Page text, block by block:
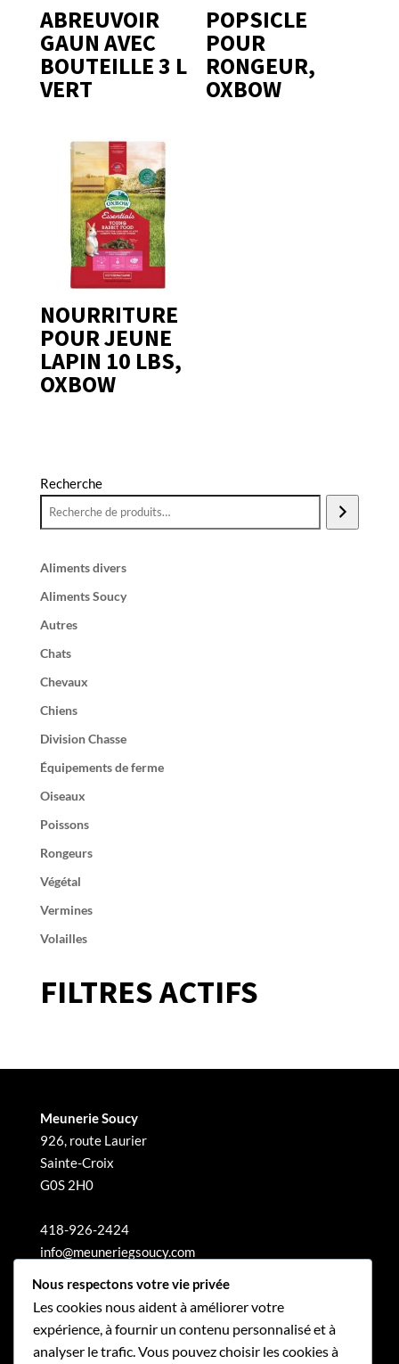
ABREUVOIR
GAUN AVEC
BOUTEILLE 3 L
VERT
POPSICLE
POUR
RONGEUR,
OXBOW
NOURRITURE
POUR JEUNE
LAPIN 10 LBS,
OXBOW
Recherche
Aliments divers
Aliments Soucy
Autres
Chats
Chevaux
Chiens
Division Chasse
Équipements de ferme
Oiseaux
Poissons
Rongeurs
Végétal
Vermines
Volailles
FILTRES ACTIFS
Meunerie Soucy
926, route Laurier
Sainte-Croix
G0S 2H0
418-926-2424
info@meuneriegsoucy.com
Nous respectons votre vie privée
Les cookies nous aident à améliorer votre
expérience, à fournir un contenu personnalisé et à
analyser le trafic. Vous pouvez choisir les cookies à